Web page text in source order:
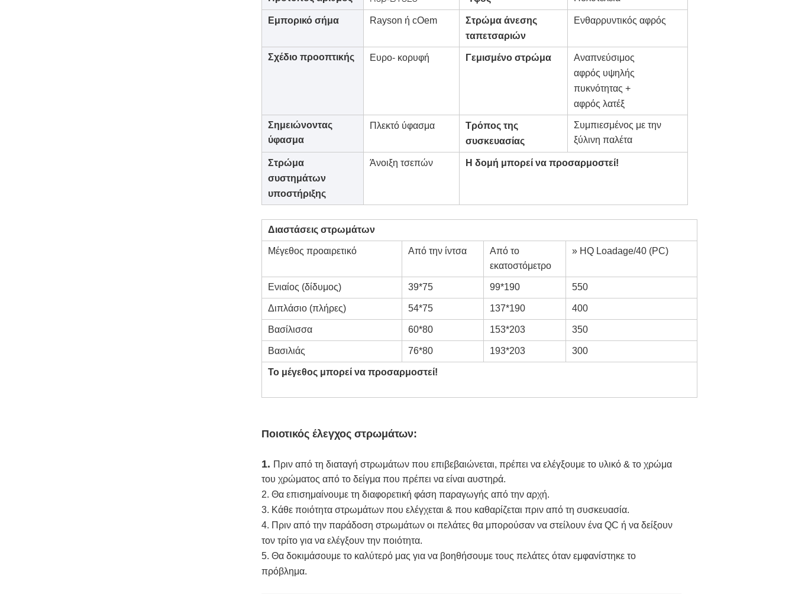
Εμπορικό σήμα Rayson ή cOem
Στρώμα άνεσης
ταπετσαριών
Ενθαρρυντικός αφρός
Σχέδιο προοπτικής Ευρο- κορυφή Γεμισμένο στρώμα
Αναπνεύσιμος
αφρός υψηλής
πυκνότητας +
αφρός λατέξ
Σημειώνοντας
ύφασμα
Πλεκτό ύφασμα
Τρόπος της
συσκευασίας
Συμπιεσμένος με την
ξύλινη παλέτα
Στρώμα
συστημάτων
υποστήριξης
Άνοιξη τσεπών Η δομή μπορεί να προσαρμοστεί!
Διαστάσεις στρωμάτων
Μέγεθος προαιρετικό Από την ίντσα
Από το
εκατοστόμετρο
» HQ Loadage/40 (PC)
Ενιαίος (δίδυμος) 39*75 99*190 550
Διπλάσιο (πλήρες) 54*75 137*190 400
Βασίλισσα 60*80 153*203 350
Βασιλιάς 76*80 193*203 300
Το μέγεθος μπορεί να προσαρμοστεί!
Ποιοτικός έλεγχος στρωμάτων:
1. Πριν από τη διαταγή στρωμάτων που επιβεβαιώνεται, πρέπει να ελέγξουμε το υλικό & το χρώμα
του χρώματος από το δείγμα που πρέπει να είναι αυστηρά.
2. Θα επισημαίνουμε τη διαφορετική φάση παραγωγής από την αρχή.
3. Κάθε ποιότητα στρωμάτων που ελέγχεται & που καθαρίζεται πριν από τη συσκευασία.
4. Πριν από την παράδοση στρωμάτων οι πελάτες θα μπορούσαν να στείλουν ένα QC ή να δείξουν
τον τρίτο για να ελέγξουν την ποιότητα.
5. Θα δοκιμάσουμε το καλύτερό μας για να βοηθήσουμε τους πελάτες όταν εμφανίστηκε το
πρόβλημα.